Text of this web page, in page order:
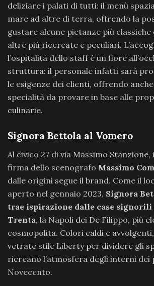
deliziare i palati di tutti: il menù
mare ad altre di terra, offrendo la
gustare alcune pietanze più classiche
altre più ricercate e peculiari.
l’ospitalità dello staff è un fiore
struttura: il personale infatti sarà
le esigenze dei clienti, offrendo
specialità da provare in base alle
culinarie.
Signora Bettola al Vomero
Al civico 27 di via Massimo
firma dello scenografo Massimo
dalle origini segue il brand. Come il
aperto nel gennaio 2023, Signora
trae ispirazione dalle case
Trenta, la Napoli dei De Filippo, più
cosmopolita. Colori caldi e
vetrate stile Liberty per dividere gli
ricreano l’atmosfera degli interni dei
Novecento.